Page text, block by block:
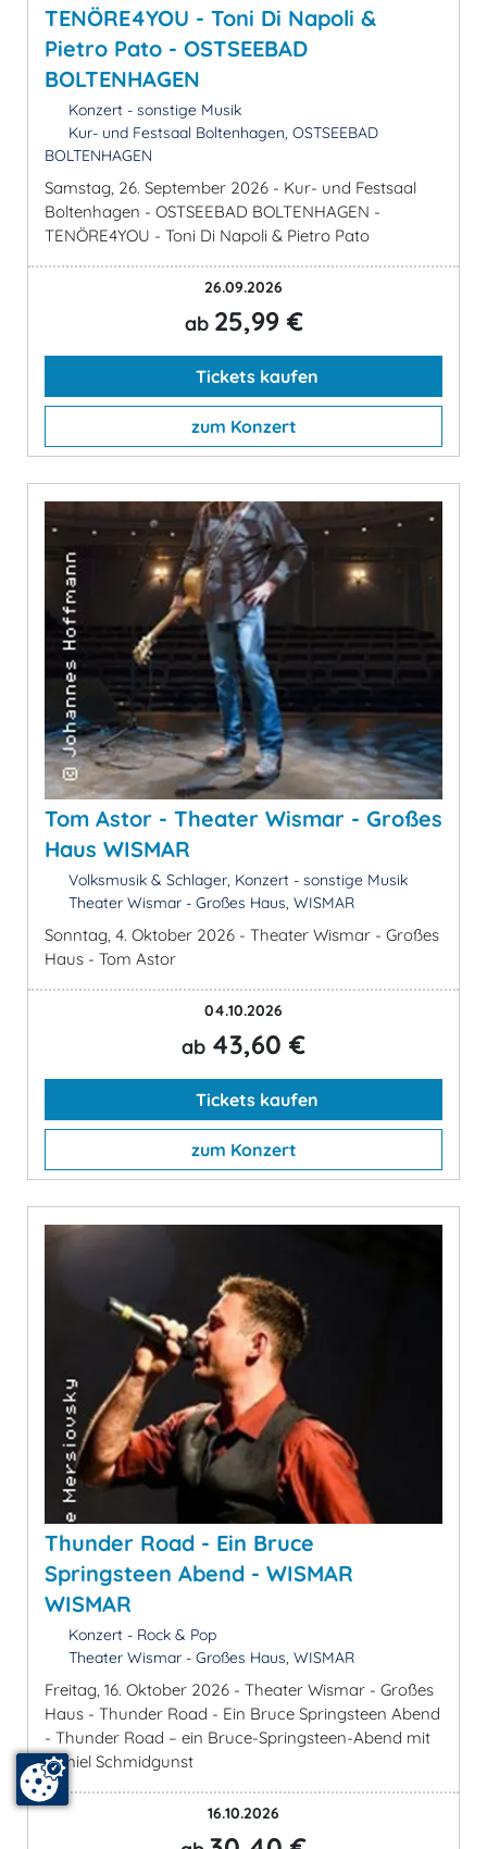
TENÖRE4YOU - Toni Di Napoli &
Pietro Pato - OSTSEEBAD
BOLTENHAGEN
Konzert - sonstige Musik
Kur- und Festsaal Boltenhagen, OSTSEEBAD
BOLTENHAGEN
Samstag, 26. September 2026 - Kur- und Festsaal
Boltenhagen - OSTSEEBAD BOLTENHAGEN -
TENÖRE4YOU - Toni Di Napoli & Pietro Pato
26.09.2026
ab 25,99 €
Tickets kaufen
zum Konzert
Tom Astor - Theater Wismar - Großes
Haus WISMAR
Volksmusik & Schlager, Konzert - sonstige Musik
Theater Wismar - Großes Haus, WISMAR
Sonntag, 4. Oktober 2026 - Theater Wismar - Großes
Haus - Tom Astor
04.10.2026
ab 43,60 €
Tickets kaufen
zum Konzert
Thunder Road - Ein Bruce
Springsteen Abend - WISMAR
WISMAR
Konzert - Rock & Pop
Theater Wismar - Großes Haus, WISMAR
Freitag, 16. Oktober 2026 - Theater Wismar - Großes
Haus - Thunder Road - Ein Bruce Springsteen Abend
- Thunder Road – ein Bruce-Springsteen-Abend mit
Daniel Schmidgunst
16.10.2026